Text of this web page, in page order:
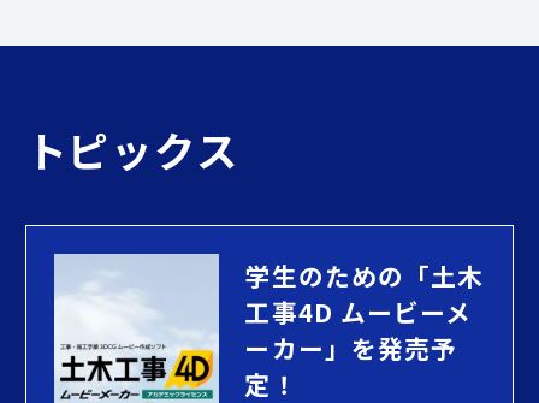
トピックス
学生のための「土木
工事4D ムービーメ
ーカー」を発売予
定！